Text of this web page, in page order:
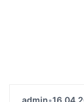
admin•